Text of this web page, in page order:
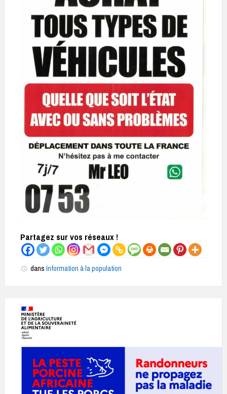
Partagez sur vos réseaux !
dans Information à la population